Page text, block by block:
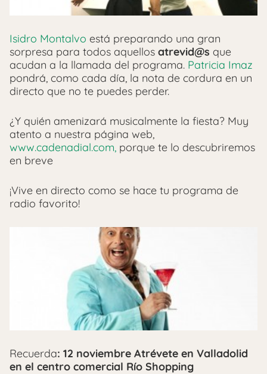
Isidro Montalvo está preparando una gran
sorpresa para todos aquellos atrevid@s que
acudan a la llamada del programa. Patricia Imaz
pondrá, como cada día, la nota de cordura en un
directo que no te puedes perder.
¿Y quién amenizará musicalmente la fiesta? Muy
atento a nuestra página web,
www.cadenadial.com, porque te lo descubriremos
en breve
¡Vive en directo como se hace tu programa de
radio favorito!
Recuerda: 12 noviembre Atrévete en Valladolid
en el centro comercial Río Shopping